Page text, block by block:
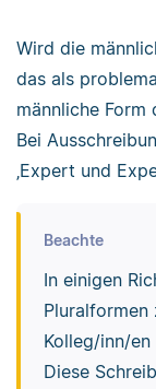
Wird die
das als
männliche
Bei
‚Expert und
Beachte
In einigen
Pluralformen
Kolleg/inn/en
Diese